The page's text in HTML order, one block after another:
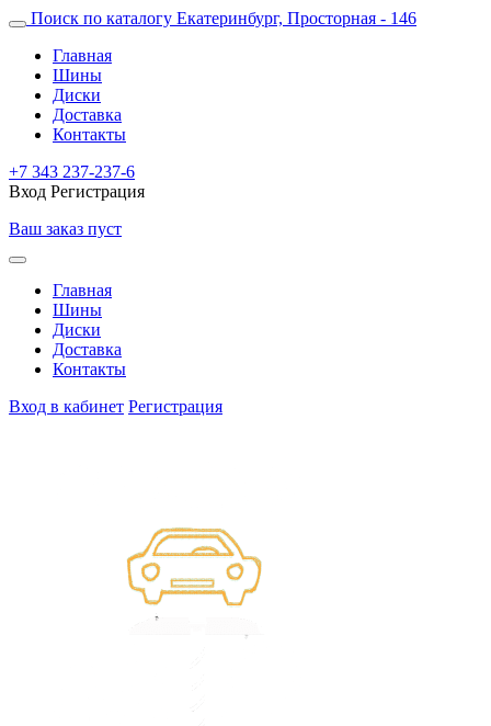
Поиск по каталогу Екатеринбург, Просторная - 146
Главная
Шины
Диски
Доставка
Контакты
+7 343 237-237-6
Вход Регистрация
Ваш заказ пуст
Главная
Шины
Диски
Доставка
Контакты
Вход в кабинет Регистрация